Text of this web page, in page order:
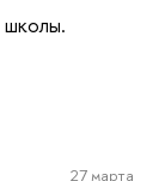
27 марта